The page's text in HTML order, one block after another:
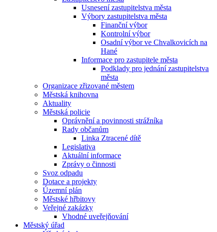
Usnesení zastupitelstva města
Výbory zastupitelstva města
Finanční výbor
Kontrolní výbor
Osadní výbor ve Chvalkovicích na
Hané
Informace pro zastupitele města
Podklady pro jednání zastupitelstva
města
Organizace zřizované městem
Městská knihovna
Aktuality
Městská policie
Oprávnění a povinnosti strážníka
Rady občanům
Linka Ztracené dítě
Legislativa
Aktuální informace
Zprávy o činnosti
Svoz odpadu
Dotace a projekty
Územní plán
Městské hřbitovy
Veřejné zakázky
Vhodné uveřejňování
Městský úřad